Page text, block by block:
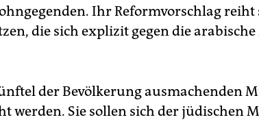
Ihr Reformvorschlag reiht
die sich explizit gegen die
der Bevölkerung ausmachenden
werden. Sie sollen sich der jüdischen